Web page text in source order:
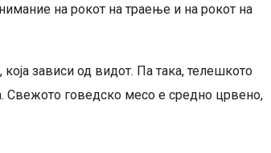
на рокот на траење и на рокот на
зависи од видот. Па така, телешкото
Свежото говедско месо е средно црвено,